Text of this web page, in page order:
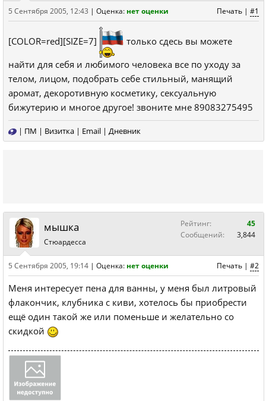
Печать | #1
5 Сентября 2005, 12:43 | Оценка: нет оценки
[COLOR=red][SIZE=7]
только сдесь вы можете
найти для себя и любимого человека все по уходу за
телом, лицом, подобрать себе стильный, манящий
аромат, декоротивную косметику, сексуальную
бижутерию и многое другое! звоните мне 89083275495
| ПМ | Визитка | Email | Дневник
мышка
Стюардесса
Рейтинг:
45
Сообщений:
3,844
Печать | #2
5 Сентября 2005, 19:14 | Оценка: нет оценки
Меня интересует пена для ванны, у меня был литровый
флакончик, клубника с киви, хотелось бы приобрести
ещё один такой же или поменьше и желательно со
скидкой